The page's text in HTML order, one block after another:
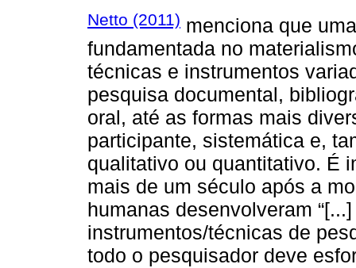
Netto (2011) menciona que
fundamentada no
técnicas e instrumentos
pesquisa documental,
oral, até as formas mais
participante, sistemática e,
qualitativo ou quantitativo. É
mais de um século após a
humanas desenvolveram
instrumentos/técnicas de
todo o pesquisador deve